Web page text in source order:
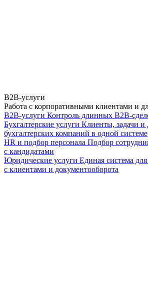
B2B-услуги
Работа с корпоративными клиентами и
B2B-услуги Контроль длинных B2B-
Бухгалтерские услуги Клиенты, задачи и
бухгалтерских компаний в одной системе
HR и подбор персонала Подбор
с кандидатами
Юридические услуги Единая система
с клиентами и документооборота